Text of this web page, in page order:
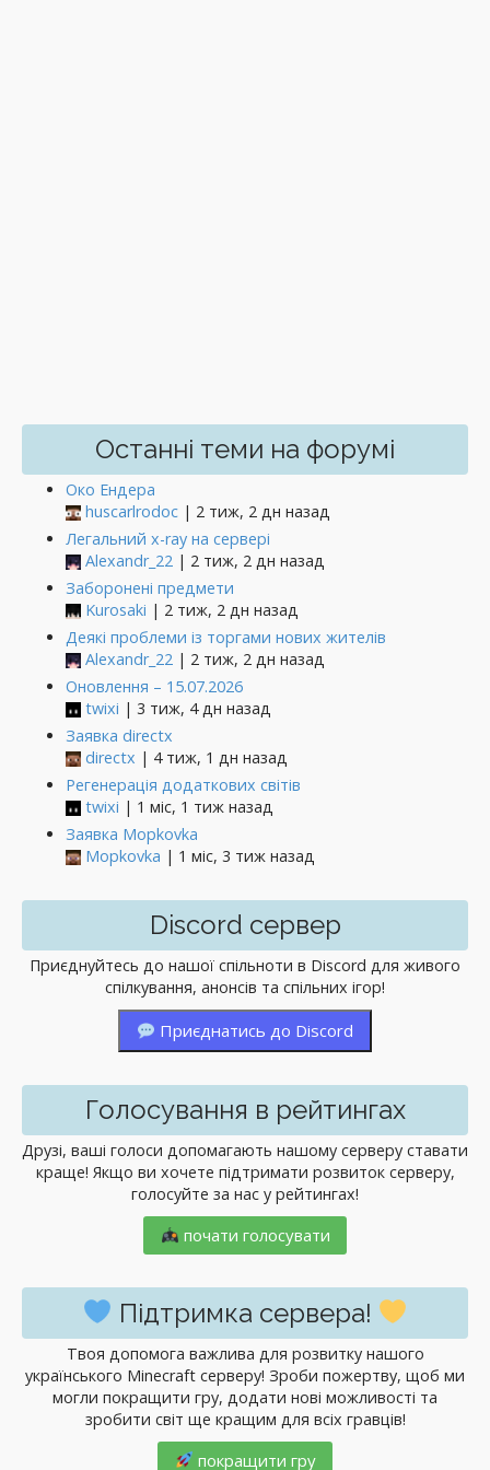
Останні теми на форумі
Око Ендера
huscarlrodoc | 2 тиж, 2 дн назад
Легальний x-ray на сервері
Alexandr_22 | 2 тиж, 2 дн назад
Заборонені предмети
Kurosaki | 2 тиж, 2 дн назад
Деякі проблеми із торгами нових жителів
Alexandr_22 | 2 тиж, 2 дн назад
Оновлення – 15.07.2026
twixi | 3 тиж, 4 дн назад
Заявка directx
directx | 4 тиж, 1 дн назад
Регенерація додаткових світів
twixi | 1 міс, 1 тиж назад
Заявка Mopkovka
Mopkovka | 1 міс, 3 тиж назад
Discord сервер
Приєднуйтесь до нашої спільноти в Discord для живого
спілкування, анонсів та спільних ігор!
Приєднатись до Discord
Голосування в рейтингах
Друзі, ваші голоси допомагають нашому серверу ставати
краще! Якщо ви хочете підтримати розвиток серверу,
голосуйте за нас у рейтингах!
почати голосувати
Підтримка сервера!
Твоя допомога важлива для розвитку нашого
українського Minecraft серверу! Зроби пожертву, щоб ми
могли покращити гру, додати нові можливості та
зробити світ ще кращим для всіх гравців!
покращити гру